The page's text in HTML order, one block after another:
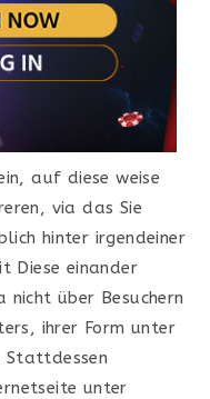
auf diese weise
via das Sie
hinter irgendeiner
Diese einander
über Besuchern
ihrer Form unter
Stattdessen
unter